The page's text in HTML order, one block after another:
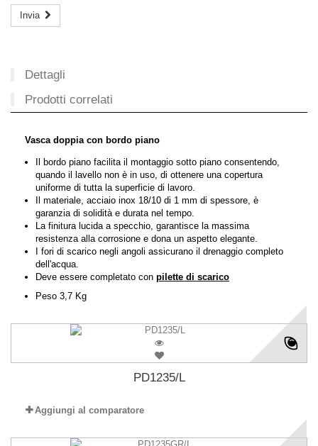
Invia
Dettagli
Prodotti correlati
Vasca doppia con bordo piano
Il bordo piano facilita il montaggio sotto piano consentendo,
quando il lavello non è in uso, di ottenere una copertura
uniforme di tutta la superficie di lavoro.
Il materiale, acciaio inox 18/10 di 1 mm di spessore, è
garanzia di solidità e durata nel tempo.
La finitura lucida a specchio, garantisce la massima
resistenza alla corrosione e dona un aspetto elegante.
I fori di scarico negli angoli assicurano il drenaggio completo
dell'acqua.
Deve essere completato con pilette di scarico
Peso 3,7 Kg
PD1235/L
Aggiungi al comparatore